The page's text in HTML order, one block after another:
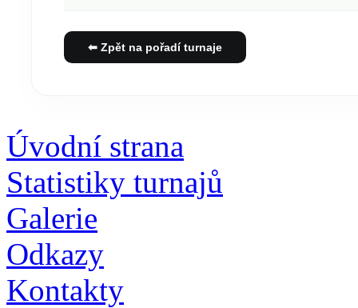
⬅ Zpět na pořadí turnaje
Úvodní strana
Statistiky turnajů
Galerie
Odkazy
Kontakty